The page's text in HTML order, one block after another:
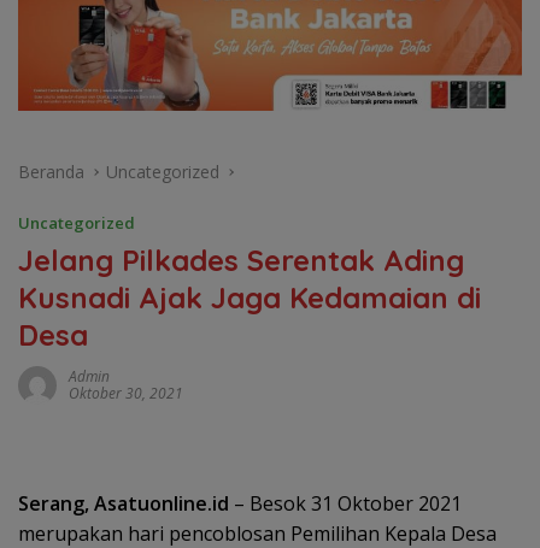
Beranda Uncategorized
Uncategorized
Jelang Pilkades Serentak Ading
Kusnadi Ajak Jaga Kedamaian di
Desa
Admin
Oktober 30, 2021
Serang, Asatuonline.id – Besok 31 Oktober 2021
merupakan hari pencoblosan Pemilihan Kepala Desa